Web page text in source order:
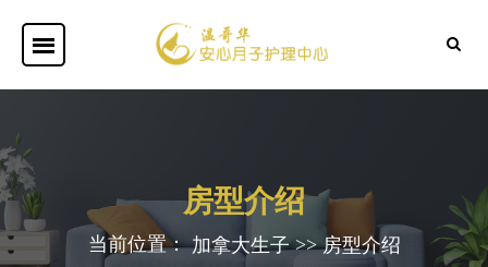
房型介绍
当前位置：加拿大生子>>房型介绍